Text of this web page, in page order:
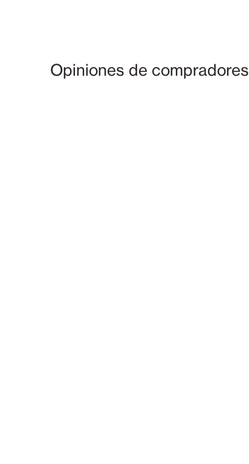
Opiniones de compradores